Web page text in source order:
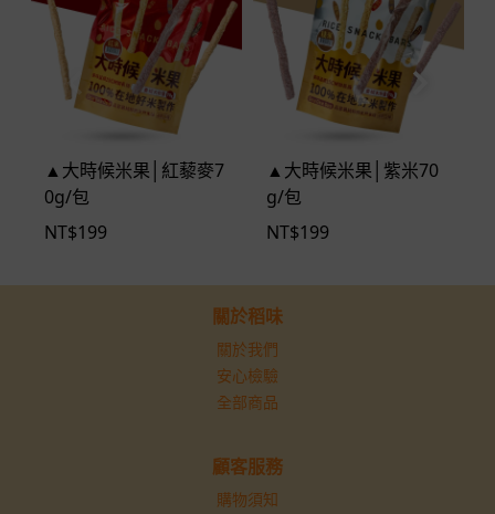
▲大時候米果│紅藜麥7
0g/包
NT$199
▲大時候米果│紫米70
g/包
NT$199
關於稻味
關於我們
安心檢驗
全部商品
顧客服務
購物須知